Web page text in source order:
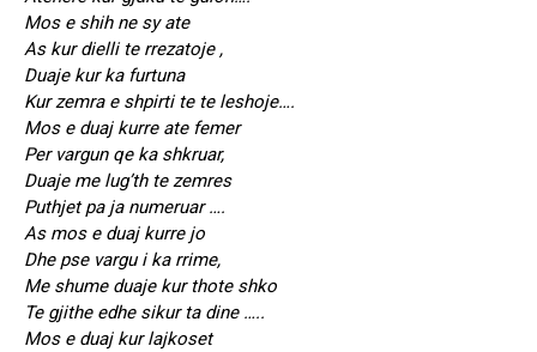
Mos e shih ne sy ate
As kur dielli te rrezatoje ,
Duaje kur ka furtuna
Kur zemra e shpirti te te leshoje….
Mos e duaj kurre ate femer
Per vargun qe ka shkruar,
Duaje me lug’th te zemres
Puthjet pa ja numeruar ….
As mos e duaj kurre jo
Dhe pse vargu i ka rrime,
Me shume duaje kur thote shko
Te gjithe edhe sikur ta dine …..
Mos e duaj kur lajkoset